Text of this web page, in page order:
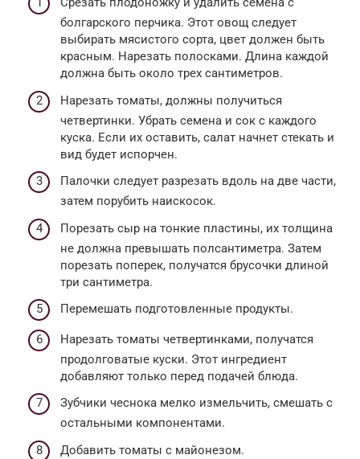
болгарского перчика. Этот овощ следует
выбирать мясистого сорта, цвет должен быть
красным. Нарезать полосками. Длина каждой
должна быть около трех сантиметров.
Нарезать томаты, должны получиться
четвертинки. Убрать семена и сок с каждого
куска. Если их оставить, салат начнет стекать и
вид будет испорчен.
Палочки следует разрезать вдоль на две части,
затем порубить наискосок.
Порезать сыр на тонкие пластины, их толщина
не должна превышать полсантиметра. Затем
порезать поперек, получатся брусочки длиной
три сантиметра.
Перемешать подготовленные продукты.
Нарезать томаты четвертинками, получатся
продолговатые куски. Этот ингредиент
добавляют только перед подачей блюда.
Зубчики чеснока мелко измельчить, смешать с
остальными компонентами.
Добавить томаты с майонезом.